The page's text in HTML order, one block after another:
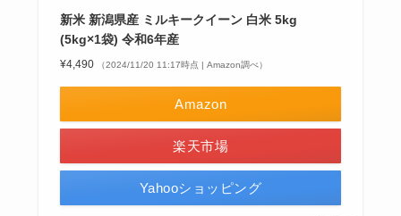
新米 新潟県産 ミルキークイーン 白米 5kg
(5kg×1袋) 令和6年産
¥4,490 （2024/11/20 11:17時点 | Amazon調べ）
Amazon
楽天市場
Yahooショッピング